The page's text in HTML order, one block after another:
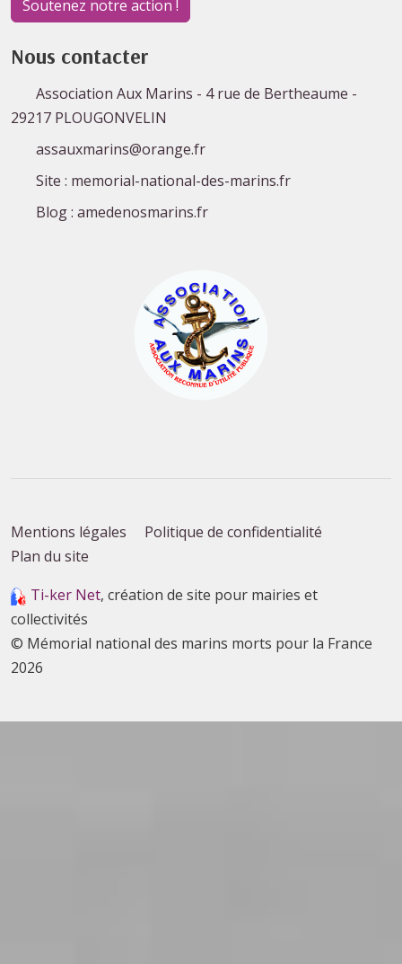
Soutenez notre action !
Nous contacter
Association Aux Marins - 4 rue de Bertheaume -
29217 PLOUGONVELIN
assauxmarins@orange.fr
Site : memorial-national-des-marins.fr
Blog : amedenosmarins.fr
Mentions légales
Politique de confidentialité
Plan du site
Ti-ker Net, création de site pour mairies et
collectivités
© Mémorial national des marins morts pour la France
2026